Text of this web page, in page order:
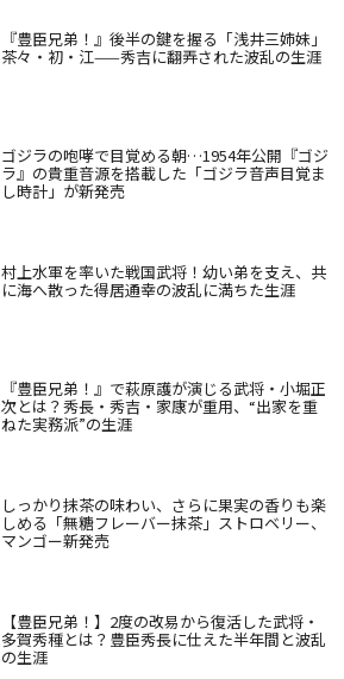
『豊臣兄弟！』後半の鍵を握る「浅井三姉妹」
茶々・初・江——秀吉に翻弄された波乱の生涯
ゴジラの咆哮で目覚める朝…1954年公開『ゴジ
ラ』の貴重音源を搭載した「ゴジラ音声目覚ま
し時計」が新発売
村上水軍を率いた戦国武将！幼い弟を支え、共
に海へ散った得居通幸の波乱に満ちた生涯
『豊臣兄弟！』で萩原護が演じる武将・小堀正
次とは？秀長・秀吉・家康が重用、“出家を重
ねた実務派”の生涯
しっかり抹茶の味わい、さらに果実の香りも楽
しめる「無糖フレーバー抹茶」ストロベリー、
マンゴー新発売
【豊臣兄弟！】2度の改易から復活した武将・
多賀秀種とは？豊臣秀長に仕えた半年間と波乱
の生涯